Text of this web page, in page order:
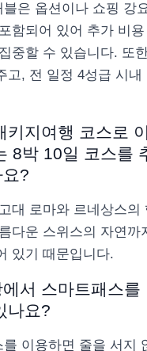
은 옵션이나 쇼핑 강
함되어 있어 추가 비
중할 수 있습니다. 또
고, 전 일정 4성급 시내
키지여행 코스로
8박 10일 코스를
?
대 로마와 르네상스의
다운 스위스의 자연까
있기 때문입니다.
서 스마트패스를
나요?
를 이용하면 줄을 서지